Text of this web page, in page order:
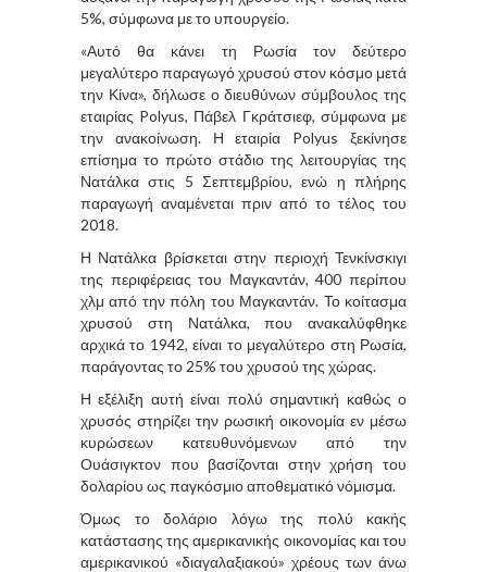
5%, σύμφωνα με το υπουργείο.
«Αυτό θα κάνει τη Ρωσία τον δεύτερο
μεγαλύτερο παραγωγό χρυσού στον κόσμο μετά
την Κίνα», δήλωσε ο διευθύνων σύμβουλος της
εταιρίας Polyus, Πάβελ Γκράτσιεφ, σύμφωνα με
την ανακοίνωση. Η εταιρία Polyus ξεκίνησε
επίσημα το πρώτο στάδιο της λειτουργίας της
Νατάλκα στις 5 Σεπτεμβρίου, ενώ η πλήρης
παραγωγή αναμένεται πριν από το τέλος του
2018.
Η Νατάλκα βρίσκεται στην περιοχή Τενκίνσκιγι
της περιφέρειας του Μαγκαντάν, 400 περίπου
χλμ από την πόλη του Μαγκαντάν. Το κοίτασμα
χρυσού στη Νατάλκα, που ανακαλύφθηκε
αρχικά το 1942, είναι το μεγαλύτερο στη Ρωσία,
παράγοντας το 25% του χρυσού της χώρας.
Η εξέλιξη αυτή είναι πολύ σημαντική καθώς ο
χρυσός στηρίζει την ρωσική οικονομία εν μέσω
κυρώσεων κατευθυνόμενων από την
Ουάσιγκτον που βασίζονται στην χρήση του
δολαρίου ως παγκόσμιο αποθεματικό νόμισμα.
Όμως το δολάριο λόγω της πολύ κακής
κατάστασης της αμερικανικής οικονομίας και του
αμερικανικού «διαγαλαξιακού» χρέους των άνω